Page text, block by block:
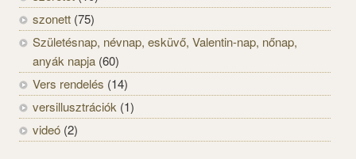
szonett (75)
Születésnap, névnap, esküvő, Valentin-nap, nőnap,
anyák napja (60)
Vers rendelés (14)
versillusztrációk (1)
videó (2)